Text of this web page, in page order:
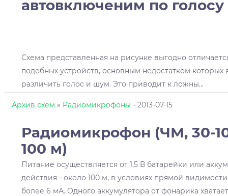
автовключеним по голосу
Схема представленная на рисунке выгодно
подобных устройств, основным недостатком которых
различить голос и шум. Это приводит к ложны...
Архив схем » Радиомикрофоны - 2013-07-15
Радиомикрофон (ЧМ, 30-
100 м)
Питание осуществляется от 1,5 В батарейки или
действия - около 100 м, в условиях прямой
более 6 мА. Одного аккумулятора от фонарика